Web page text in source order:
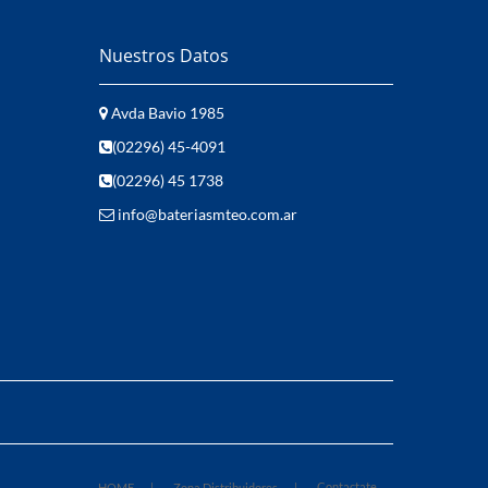
Nuestros Datos
Avda Bavio 1985
(02296) 45-4091
(02296) 45 1738
info@bateriasmteo.com.ar